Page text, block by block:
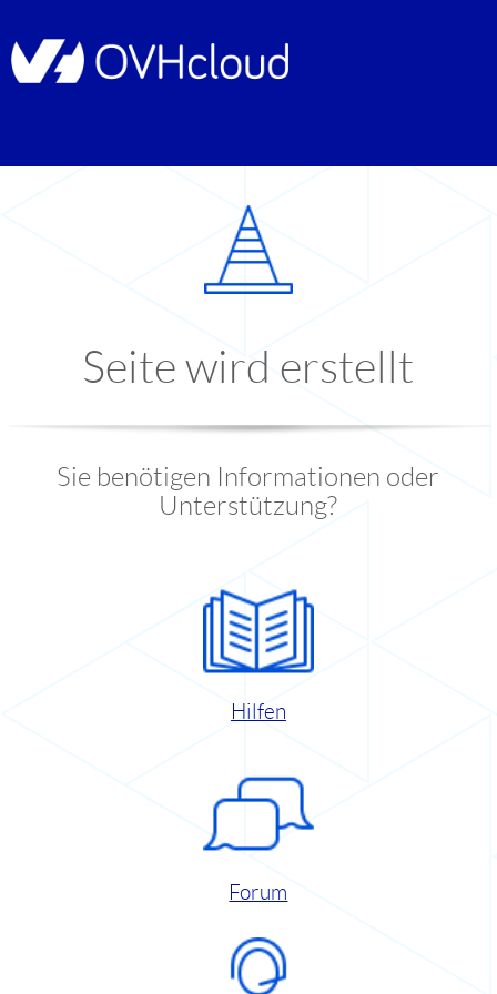
Seite wird erstellt
Sie benötigen Informationen oder
Unterstützung?
Hilfen
Forum